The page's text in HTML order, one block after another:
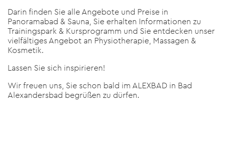
Darin finden Sie alle Angebote und Preise in
Panoramabad & Sauna, Sie erhalten Informationen zu
Trainingspark & Kursprogramm und Sie entdecken unser
vielfältiges Angebot an Physiotherapie, Massagen &
Kosmetik.
Lassen Sie sich inspirieren!
Wir freuen uns, Sie schon bald im ALEXBAD in Bad
Alexandersbad begrüßen zu dürfen.